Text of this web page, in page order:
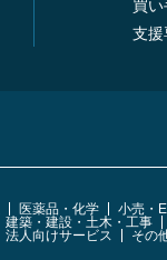
買
支
医薬品・化学 小売・
建築・建設・土木・工事
法人向けサービス その